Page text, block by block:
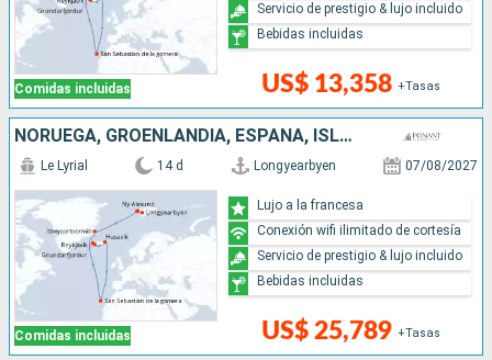
Comidas incluidas US$ 13,358 +Tasas
Servicio de prestigio & lujo incluido
Bebidas incluidas
NORUEGA, GROENLANDIA, ESPAÑA, ISLANDIA
Comidas incluidas
Le Lyrial 14 d Longyearbyen 07/08/2027
US$ 25,789 +Tasas
Lujo a la francesa
Conexión wifi ilimitado de cortesía
Servicio de prestigio & lujo incluido
Bebidas incluidas